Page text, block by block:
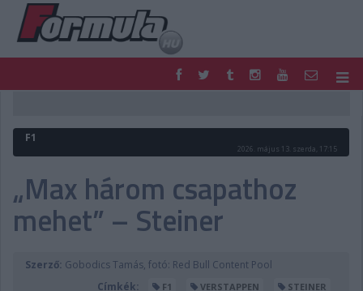
FORMULA
MOTOR
PODCAST
SHOP
TIPPJÁTÉK
DIGITÁLIS MAGAZIN
PONTÁLLÁSOK
F1
2026. május 13. szerda, 17:15
„Max három csapathoz
mehet” – Steiner
Szerző: Gobodics Tamás, fotó: Red Bull Content Pool
Címkék:
F1 VERSTAPPEN STEINER